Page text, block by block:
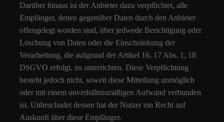
Darüber hinaus ist der Anbieter dazu verpflichtet, alle
Empfänger, denen gegenüber Daten durch den Anbieter
offengelegt worden sind, über jedwede Berichtigung oder
Löschung von Daten oder die Einschränkung der
Verarbeitung, die aufgrund der Artikel 16, 17 Abs. 1, 18
DSGVO erfolgt, zu unterrichten. Diese Verpflichtung
besteht jedoch nicht, soweit diese Mitteilung unmöglich
oder mit einem unverhältnismäßigen Aufwand verbunden
ist. Unbeschadet dessen hat der Nutzer ein Recht auf
Auskunft über diese Empfänger.